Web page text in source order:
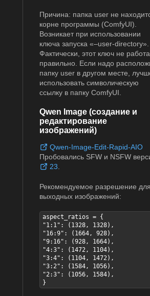
Причина: папка user не
корне программы (ComfyUI).
Возникает при использовании
ключа запуска «–user-directory».
Фактически, этот ключ не
правильно. Если надо
папку user в другом месте,
использовать символическую
ссылку в папку ComfyUI.
Qwen Image (создание и
редактирование
изображений)
Qwen-Image-Edit-Rapid-AIO
Пробовались SFW и NSFW
23.
Рекомендуемое разрешение для
выходных изображений:
aspect_ratios = {
"1:1": (1328, 1328),
"16:9": (1664, 928),
"9:16": (928, 1664),
"4:3": (1472, 1104),
"3:4": (1104, 1472),
"3:2": (1584, 1056),
"2:3": (1056, 1584),
}